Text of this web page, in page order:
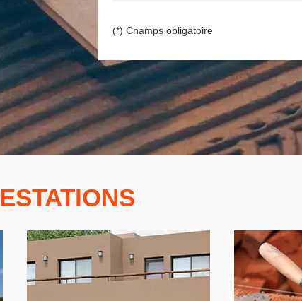
(*) Champs obligatoire